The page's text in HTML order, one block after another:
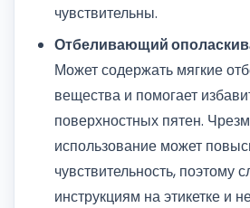
чувствительны.
Отбеливающий
Может содержать мягкие
вещества и помогает
поверхностных пятен.
использование может
чувствительность, поэтому
инструкциям на этикетке и